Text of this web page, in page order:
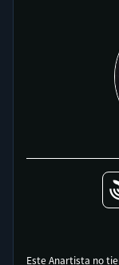
Este Anartista no